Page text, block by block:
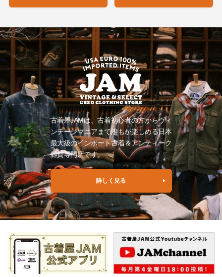
古着屋JAMは、古着初心者の方からヴィ
ンテージマニアまで誰もが楽しめる日本
最大級のインポート古着＆アンティーク
雑貨専門店です。
詳しく見る